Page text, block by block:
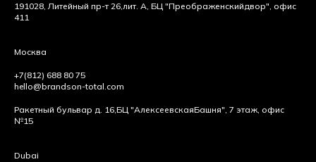
191028, Литейный пр-т 26,лит. А, БЦ "Преображенскийдвор", офис
411
Москва
+7(812) 688 80 75
hello@brandson-total.com
Ракетный бульвар д. 16,БЦ "АлексеевскаяБашня", 7 этаж, офис
№15
Dubai